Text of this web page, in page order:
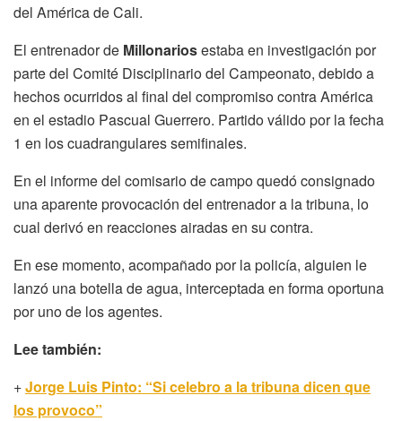
del América de Cali.
El entrenador de Millonariosestaba en investigación por
parte del Comité Disciplinario del Campeonato, debido a
hechos ocurridos al final del compromiso contra América
en el estadio Pascual Guerrero. Partido válido por la fecha
1 en los cuadrangulares semifinales.
En el informe del comisario de campo quedó consignado
una aparente provocación del entrenador a la tribuna, lo
cual derivó en reacciones airadas en su contra.
En ese momento, acompañado por la policía, alguien le
lanzó una botella de agua, interceptada en forma oportuna
por uno de los agentes.
Lee también:
+Jorge Luis Pinto: “Si celebro a la tribuna dicen que
los provoco”